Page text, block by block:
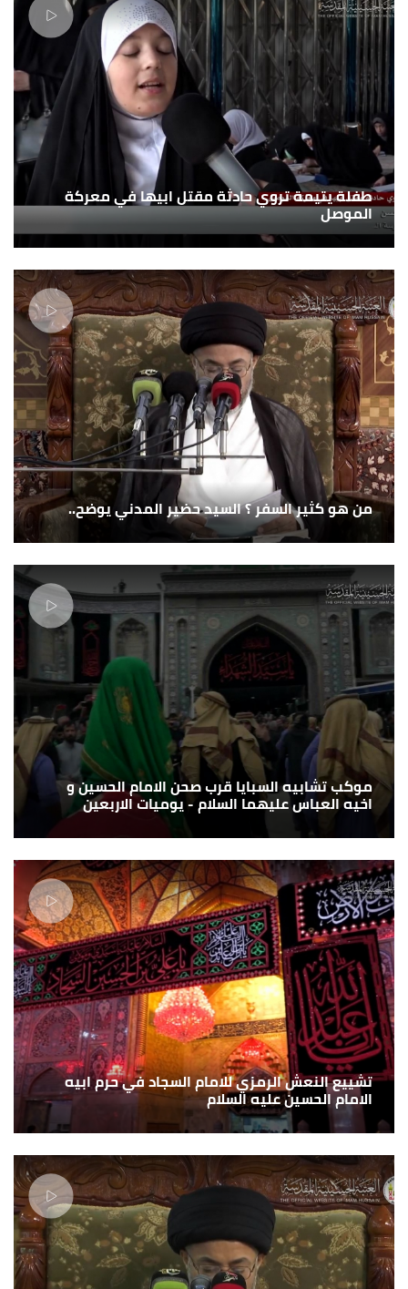
طفلة يتيمة تروي حادثة مقتل ابيها في معركة
الموصل
من هو كثير السفر ؟ السيد حضير المدني يوضح..
موكب تشابيه السبايا قرب صحن الامام الحسين و
اخيه العباس عليهما السلام - يوميات الاربعين
تشييع النعش الرمزي للامام السجاد في حرم ابيه
الامام الحسين عليه السلام